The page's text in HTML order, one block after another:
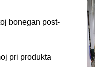
bonegan post-
pri produkta